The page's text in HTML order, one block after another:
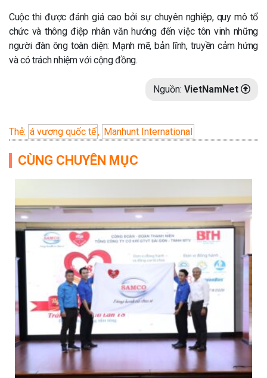
Cuộc thi được đánh giá cao bởi sự chuyên nghiệp, quy mô tổ
chức và thông điệp nhân văn hướng đến việc tôn vinh những
người đàn ông toàn diện: Mạnh mẽ, bản lĩnh, truyền cảm hứng
và có trách nhiệm với cộng đồng.
Nguồn: VietNamNet
Thẻ: á vương quốc tế, Manhunt International
CÙNG CHUYÊN MỤC